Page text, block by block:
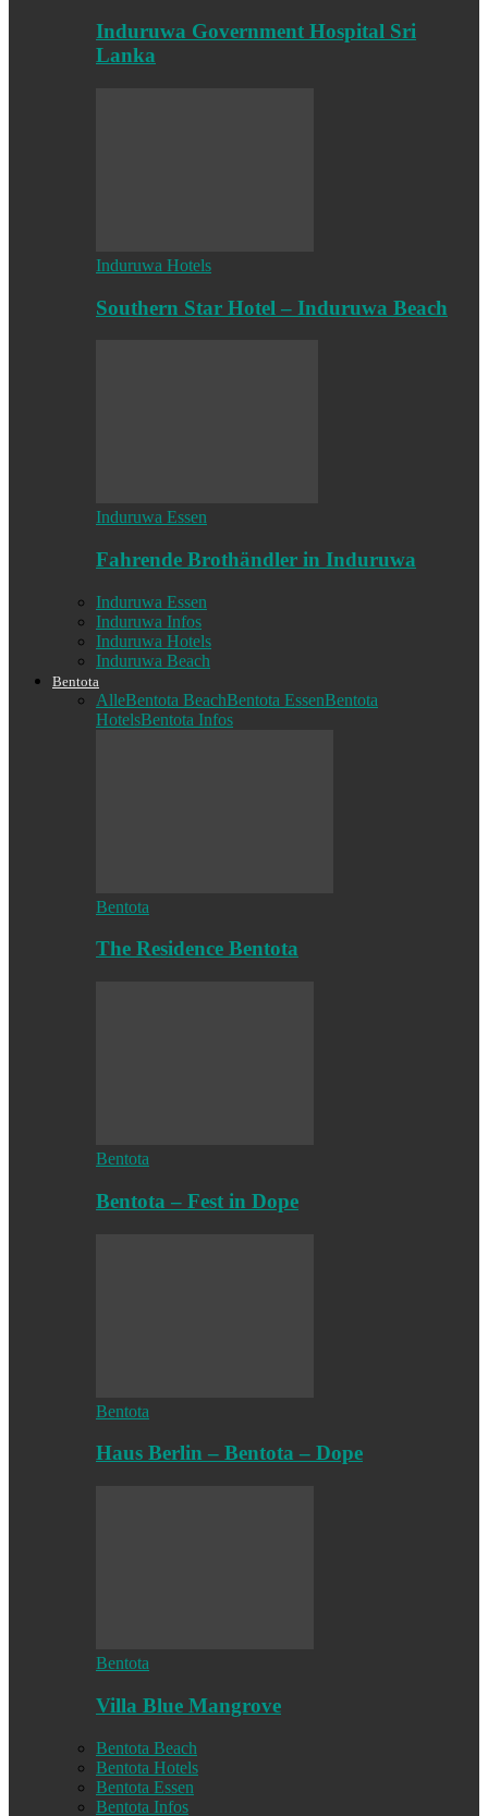
Induruwa Government Hospital Sri
Lanka
Induruwa Hotels
Southern Star Hotel – Induruwa Beach
Induruwa Essen
Fahrende Brothändler in Induruwa
Induruwa Essen
Induruwa Infos
Induruwa Hotels
Induruwa Beach
Bentota
AlleBentota BeachBentota EssenBentota
HotelsBentota Infos
Bentota
The Residence Bentota
Bentota
Bentota – Fest in Dope
Bentota
Haus Berlin – Bentota – Dope
Bentota
Villa Blue Mangrove
Bentota Beach
Bentota Hotels
Bentota Essen
Bentota Infos